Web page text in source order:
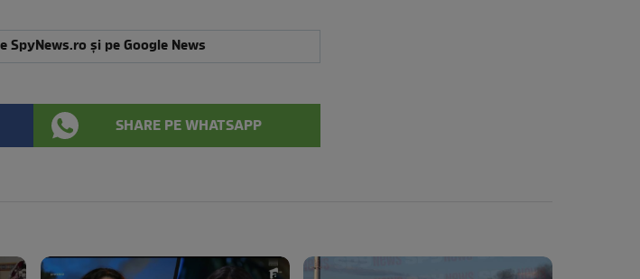
și pe Google News
SHARE PE WHATSAPP